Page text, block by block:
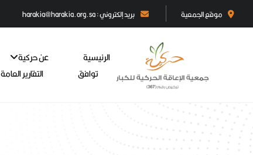
موقع الجمعية بريد إلكتروني : harakia@harakia.org.sa
الرئيسية عن حركية
توافق
التقارير العامة